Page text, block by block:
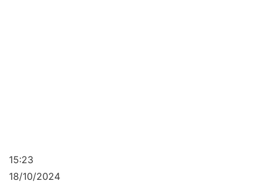
15:23
18/10/2024